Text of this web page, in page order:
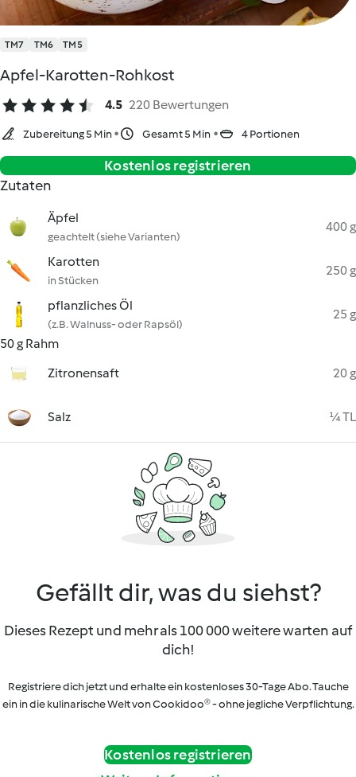
TM7 TM6 TM5
Apfel-Karotten-Rohkost
4.5 220 Bewertungen
Zubereitung 5 Min Gesamt 5 Min 4 Portionen
Kostenlos registrieren
Zutaten
Äpfel
geachtelt (siehe Varianten)
400 g
Karotten
in Stücken
250 g
pflanzliches Öl
(z.B. Walnuss- oder Rapsöl)
25 g
50 g Rahm
Zitronensaft
20 g
Salz ¼ TL
Gefällt dir, was du siehst?
Dieses Rezept und mehr als 100 000 weitere warten auf
dich!
Registriere dich jetzt und erhalte ein kostenloses 30-Tage Abo. Tauche
ein in die kulinarische Welt von Cookidoo® - ohne jegliche Verpflichtung.
Kostenlos registrieren